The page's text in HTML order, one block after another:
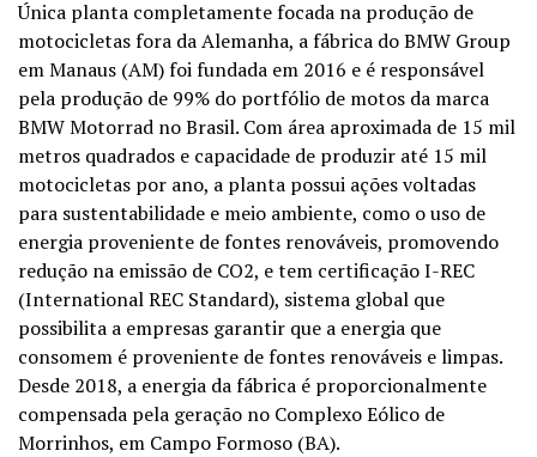
Única planta completamente focada na produção de
motocicletas fora da Alemanha, a fábrica do BMW Group
em Manaus (AM) foi fundada em 2016 e é responsável
pela produção de 99% do portfólio de motos da marca
BMW Motorrad no Brasil. Com área aproximada de 15 mil
metros quadrados e capacidade de produzir até 15 mil
motocicletas por ano, a planta possui ações voltadas
para sustentabilidade e meio ambiente, como o uso de
energia proveniente de fontes renováveis, promovendo
redução na emissão de CO2, e tem certificação I-REC
(International REC Standard), sistema global que
possibilita a empresas garantir que a energia que
consomem é proveniente de fontes renováveis e limpas.
Desde 2018, a energia da fábrica é proporcionalmente
compensada pela geração no Complexo Eólico de
Morrinhos, em Campo Formoso (BA).